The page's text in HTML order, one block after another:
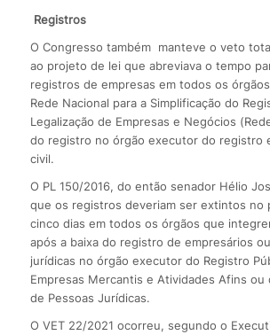
Registros
O Congresso também manteve o veto
ao projeto de lei que abreviava o tempo
registros de empresas em todos os
Rede Nacional para a Simplificação do
Legalização de Empresas e Negócios
do registro no órgão executor do registro
civil.
O PL 150/2016, do então senador Hélio
que os registros deveriam ser extintos no
cinco dias em todos os órgãos que
após a baixa do registro de empresários
jurídicas no órgão executor do Registro
Empresas Mercantis e Atividades Afins ou
de Pessoas Jurídicas.
O VET 22/2021 ocorreu, segundo o